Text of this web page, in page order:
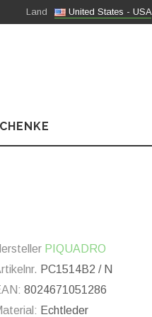
United States - USA
Land
PIQUADRO
PC1514B2 / N
8024671051286
Echtleder